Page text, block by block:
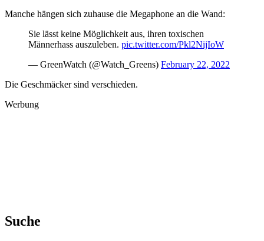
Manche hängen sich zuhause die Megaphone an die Wand:
Sie lässt keine Möglichkeit aus, ihren toxischen
Männerhass auszuleben. pic.twitter.com/Pkl2NijIoW
— GreenWatch (@Watch_Greens) February 22, 2022
Die Geschmäcker sind verschieden.
Werbung
Suche